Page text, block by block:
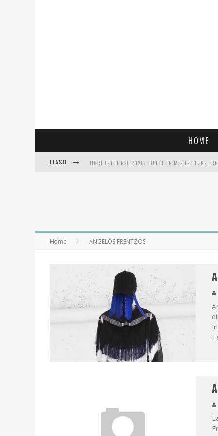
HOME
FLASH LIBRI LETTI NEL 2025: TUTTE LE MIE LETTURE,
Home ANGELOS FRENTZOS